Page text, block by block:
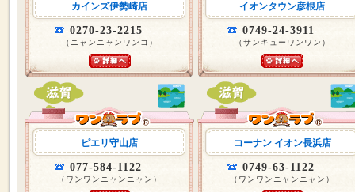
カインズ伊勢崎店
0270-23-2215
（ニャンニャンワンコ）
イオンタウン彦根店
0749-24-3911
（サンキューワンワン）
ピエリ守山店
077-584-1122
（ワンワンニャンニャン）
コーナン イオン長浜店
0749-63-1122
（ワンワンニャンニャン）